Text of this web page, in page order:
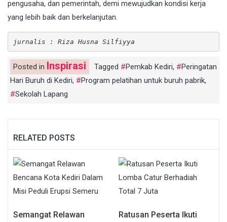
pengusaha, dan pemerintah, demi mewujudkan kondisi kerja
yang lebih baik dan berkelanjutan.
jurnalis : Riza Husna Silfiyya
Posted in Inspirasi Tagged Pemkab Kediri,
Peringatan
Hari Buruh di Kediri, Program pelatihan untuk buruh pabrik,
Sekolah Lapang
RELATED POSTS
Semangat Relawan
Ratusan Peserta Ikuti